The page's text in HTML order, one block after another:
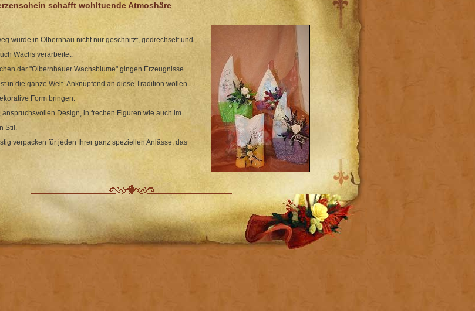
schafft wohltuende Atmoshäre
wurde in Olbernhau nicht nur geschnitzt, gedrechselt und
Wachs verarbeitet.
der "Olbernhauer Wachsblume" gingen Erzeugnisse
in die ganze Welt. Anknüpfend an diese Tradition wollen
Form bringen.
Design, in frechen Figuren wie auch im
Stil.
verpacken für jeden Ihrer ganz speziellen Anlässe, das